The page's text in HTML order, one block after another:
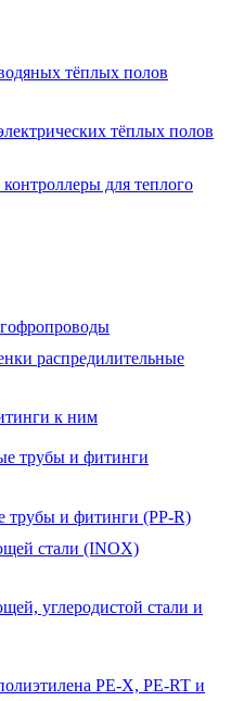
тёплых полов
тёплых полов
для теплого
распредилительные
к ним
трубы и фитинги
трубы и фитинги (PP-R)
стали (INOX)
углеродистой стали и
PE-X, PE-RT и